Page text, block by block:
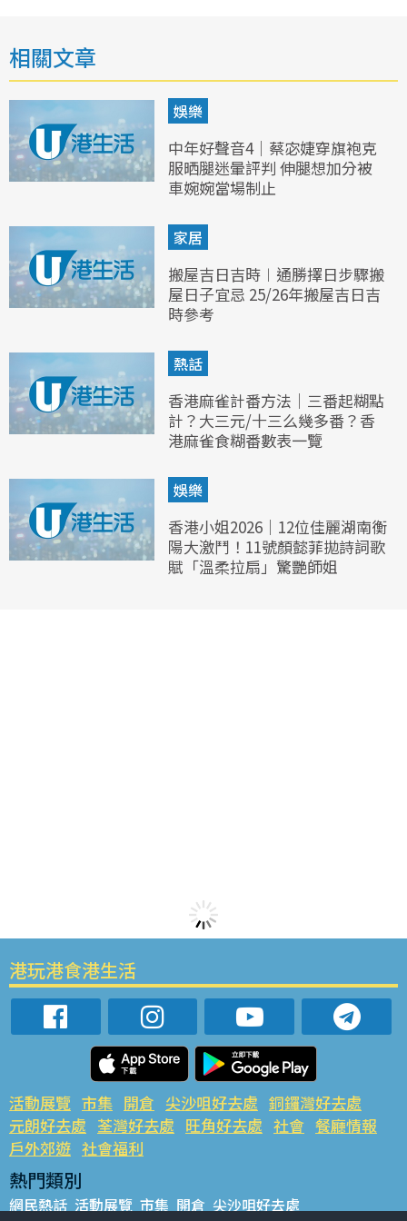
相關文章
娛樂
中年好聲音4｜蔡宓婕穿旗袍克
服晒腿迷暈評判 伸腿想加分被
車婉婉當場制止
家居
搬屋吉日吉時︱通勝擇日步驟搬
屋日子宜忌 25/26年搬屋吉日吉
時參考
熱話
香港麻雀計番方法｜三番起糊點
計？大三元/十三么幾多番？香
港麻雀食糊番數表一覽
娛樂
香港小姐2026｜12位佳麗湖南衡
陽大激鬥！11號顏懿菲拋詩詞歌
賦「溫柔拉扇」驚艷師姐
港玩港食港生活
活動展覽 市集 開倉 尖沙咀好去處 銅鑼灣好去處
元朗好去處 荃灣好去處 旺角好去處 社會 餐廳情報
戶外郊遊 社會福利
熱門類別
網民熱話 活動展覽 市集 開倉 尖沙咀好去處